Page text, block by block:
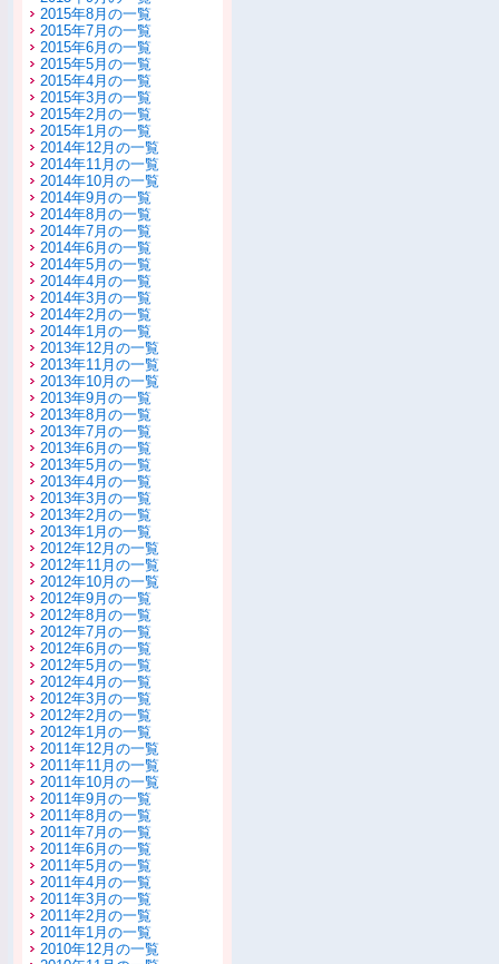
2015年8月の一覧
2015年7月の一覧
2015年6月の一覧
2015年5月の一覧
2015年4月の一覧
2015年3月の一覧
2015年2月の一覧
2015年1月の一覧
2014年12月の一覧
2014年11月の一覧
2014年10月の一覧
2014年9月の一覧
2014年8月の一覧
2014年7月の一覧
2014年6月の一覧
2014年5月の一覧
2014年4月の一覧
2014年3月の一覧
2014年2月の一覧
2014年1月の一覧
2013年12月の一覧
2013年11月の一覧
2013年10月の一覧
2013年9月の一覧
2013年8月の一覧
2013年7月の一覧
2013年6月の一覧
2013年5月の一覧
2013年4月の一覧
2013年3月の一覧
2013年2月の一覧
2013年1月の一覧
2012年12月の一覧
2012年11月の一覧
2012年10月の一覧
2012年9月の一覧
2012年8月の一覧
2012年7月の一覧
2012年6月の一覧
2012年5月の一覧
2012年4月の一覧
2012年3月の一覧
2012年2月の一覧
2012年1月の一覧
2011年12月の一覧
2011年11月の一覧
2011年10月の一覧
2011年9月の一覧
2011年8月の一覧
2011年7月の一覧
2011年6月の一覧
2011年5月の一覧
2011年4月の一覧
2011年3月の一覧
2011年2月の一覧
2011年1月の一覧
2010年12月の一覧